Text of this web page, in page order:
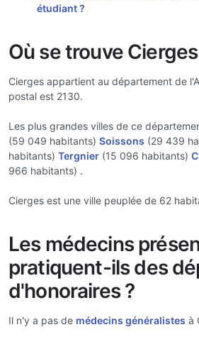
étudiant ?
Où se trouve
Cierges appartient au département de
postal est 2130.
Les plus grandes villes de ce
(59 049 habitants) Soissons (29 439
habitants) Tergnier (15 096 habitants)
966 habitants) .
Cierges est une ville peuplée de 62
Les médecins
pratiquent-ils des
d'honoraires ?
Il n'y a pas de médecins généralistes à